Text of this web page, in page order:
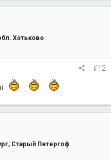
Хотьково
#12
Старый Петергоф